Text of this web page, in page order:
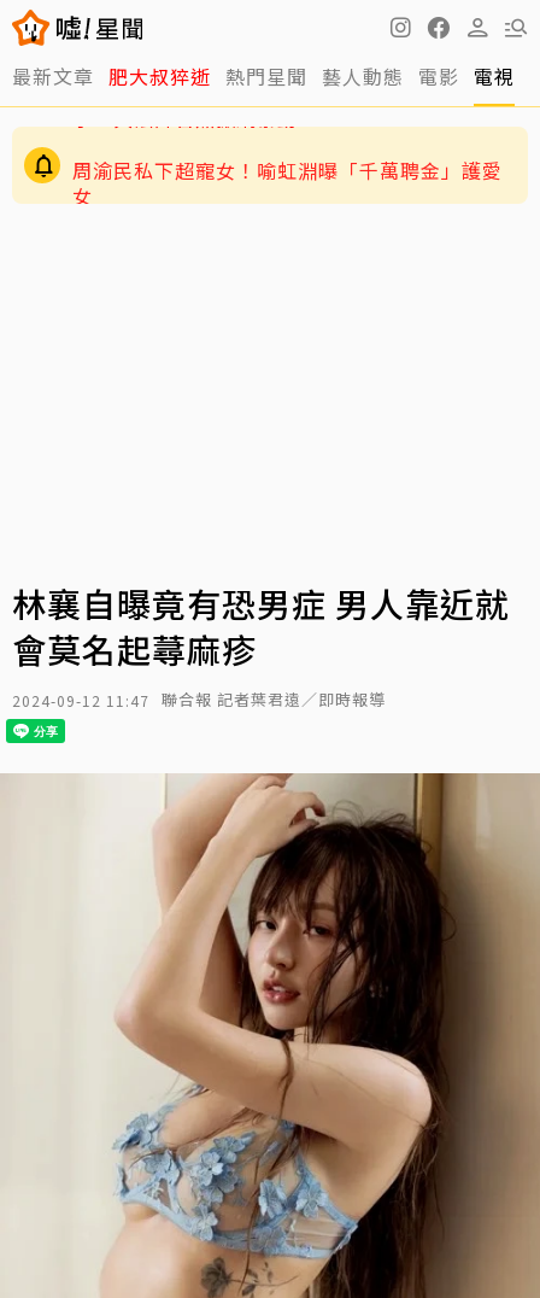
最新文章 肥大叔猝逝 熱門星聞 藝人動態 電影 電視
女
林襄自曝竟有恐男症 男人靠近就
會莫名起蕁麻疹
2024-09-12 11:47 聯合報 記者葉君遠／即時報導